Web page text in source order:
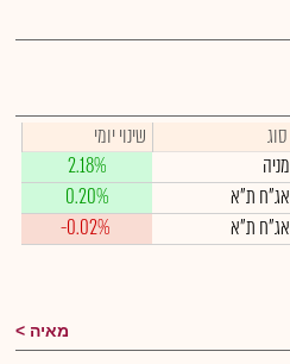
סוג
שינוי יומי
מניה
2.18%
אג"ח ת"א
0.20%
אג"ח ת"א -0.02%
מאיה